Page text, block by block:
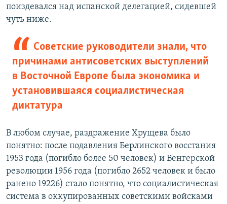
поиздевался над испанской делегацией, сидевшей
чуть ниже.
Советские руководители знали, что
причинами антисоветских выступлений
в Восточной Европе была экономика и
установившаяся социалистическая
диктатура
В любом случае, раздражение Хрущева было
понятно: после подавления Берлинского восстания
1953 года (погибло более 50 человек) и Венгерской
революции 1956 года (погибло 2652 человек и было
ранено 19226) стало понятно, что социалистическая
система в оккупированных советскими войсками